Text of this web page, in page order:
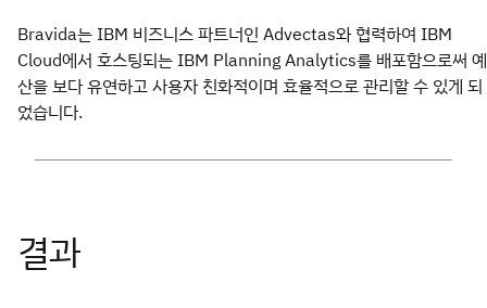
Bravida는 IBM 비즈니스 파트너인 Advectas와 협력하여 IBM
Cloud에서 호스팅되는 IBM Planning Analytics를 배포함으로써 예
산을 보다 유연하고 사용자 친화적이며 효율적으로 관리할 수 있게 되
었습니다.